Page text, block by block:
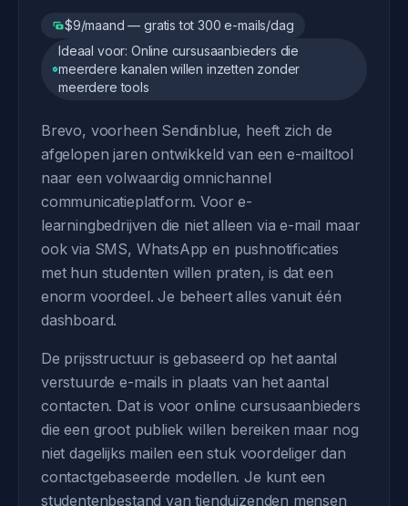
$9/maand — gratis tot 300 e-mails/dag
Ideaal voor: Online cursusaanbieders die
meerdere kanalen willen inzetten zonder
meerdere tools
Brevo, voorheen Sendinblue, heeft zich de
afgelopen jaren ontwikkeld van een e-mailtool
naar een volwaardig omnichannel
communicatieplatform. Voor e-
learningbedrijven die niet alleen via e-mail maar
ook via SMS, WhatsApp en pushnotificaties
met hun studenten willen praten, is dat een
enorm voordeel. Je beheert alles vanuit één
dashboard.
De prijsstructuur is gebaseerd op het aantal
verstuurde e-mails in plaats van het aantal
contacten. Dat is voor online cursusaanbieders
die een groot publiek willen bereiken maar nog
niet dagelijks mailen een stuk voordeliger dan
contactgebaseerde modellen. Je kunt een
studentenbestand van tienduizenden mensen